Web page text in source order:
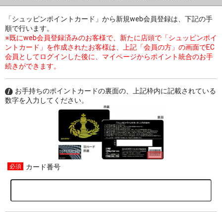
「シュッピンポイントカード」から新規web会員登録は、下記の手
順で行います。
※既にweb会員登録済みのお客様で、新たに店頭で「シュッピンポイ
ントカード」を作成されたお客様は、上記「会員の方」の画面でEC
会員としてログインした後に、マイページからポイント統合のお手
続きができます。
お手持ちのポイントカードの裏面の、上記枠内に記載されている
数字を入力してください。
カード番号